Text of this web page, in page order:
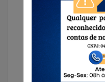
Encontramos o